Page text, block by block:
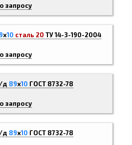
запросу
х10 сталь 20 ТУ 14-3-190-2004
запросу
д 89х10 ГОСТ 8732-78
запросу
д 89х10 ГОСТ 8732-78